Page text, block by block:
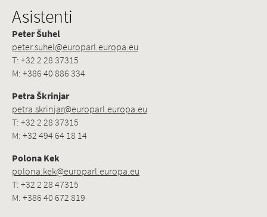
Asistenti
Peter Šuhel
peter.suhel@europarl.europa.eu
T: +32 2 28 37315
M: +386 40 886 334
Petra Škrinjar
petra.skrinjar@europarl.europa.eu
T: +32 2 28 37315
M: +32 494 64 18 14
Polona Kek
polona.kek@europarl.europa.eu
T: +32 2 28 47315
M: +386 40 672 819